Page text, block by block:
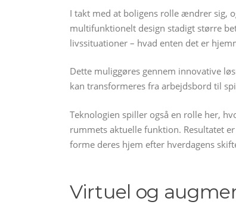
I takt med at boligens rolle ændrer sig,
multifunktionelt design stadigt større
livssituationer – hvad enten det er
Dette muliggøres gennem innovative
kan transformeres fra arbejdsbord til
Teknologien spiller også en rolle her,
rummets aktuelle funktion. Resultatet
forme deres hjem efter hverdagens
Virtuel og